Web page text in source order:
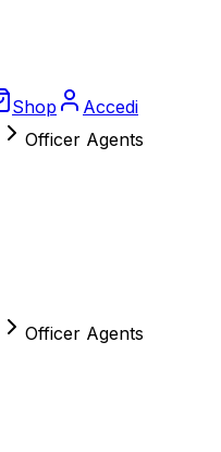
Shop
Accedi
Officer Agents
Officer Agents